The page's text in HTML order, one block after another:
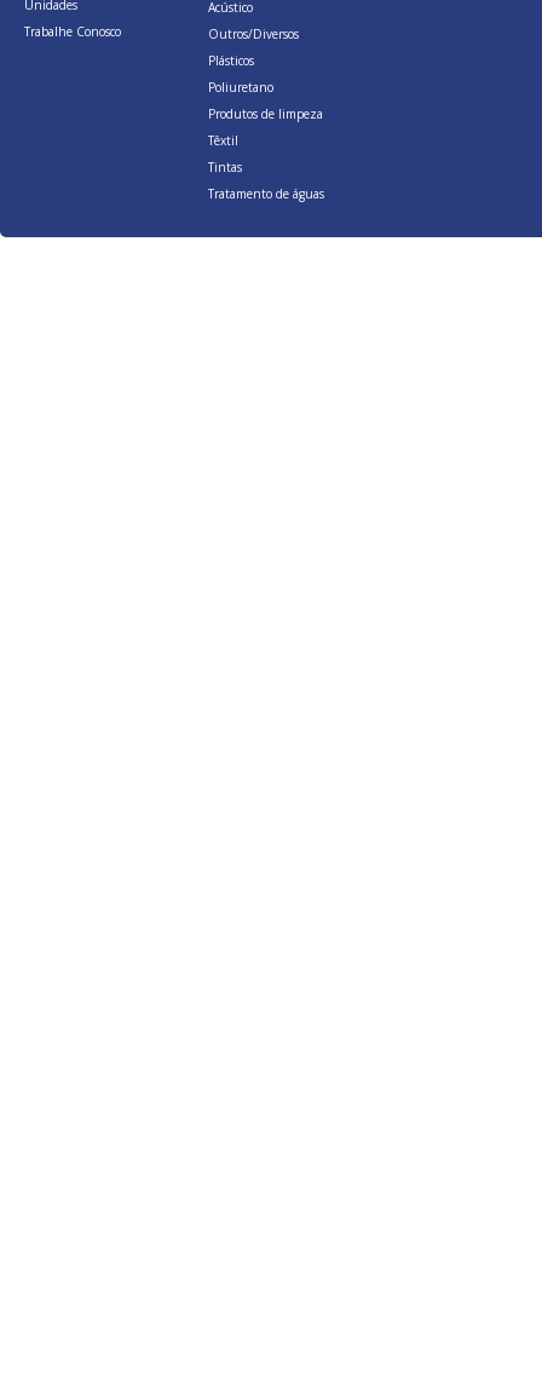
Unidades
Trabalhe Conosco
Acústico
Outros/Diversos
Plásticos
Poliuretano
Produtos de limpeza
Têxtil
Tintas
Tratamento de águas